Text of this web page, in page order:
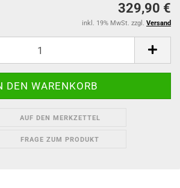
329,90 €
inkl. 19% MwSt. zzgl. Versand
AUF DEN MERKZETTEL
FRAGE ZUM PRODUKT